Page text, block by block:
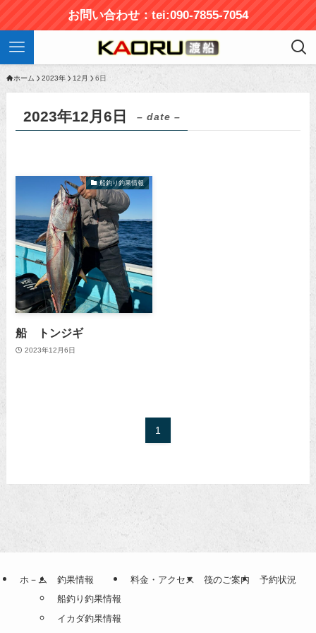
お問い合わせ：tei:090-7855-7054
ホーム 2023年 12月 6日
2023年12月6日 – date –
船釣り釣果情報
船 トンジギ
2023年12月6日
1
ホ－ム
釣果情報
船釣り釣果情報
イカダ釣果情報
料金・アクセス 筏のご案内 予約状況